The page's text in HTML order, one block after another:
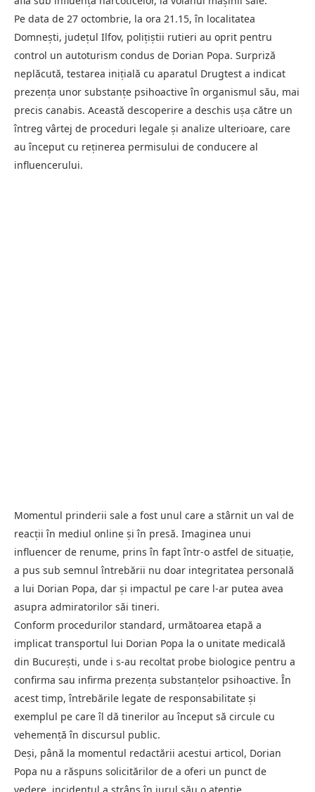
Pe data de 27 octombrie, la ora 21.15, în localitatea
Domnești, județul Ilfov, polițiștii rutieri au oprit pentru
control un autoturism condus de Dorian Popa. Surpriză
neplăcută, testarea inițială cu aparatul Drugtest a indicat
prezența unor substanțe psihoactive în organismul său, mai
precis canabis. Această descoperire a deschis ușa către un
întreg vârtej de proceduri legale și analize ulterioare, care
au început cu reținerea permisului de conducere al
influencerului.
Momentul prinderii sale a fost unul care a stârnit un val de
reacții în mediul online și în presă. Imaginea unui
influencer de renume, prins în fapt într-o astfel de situație,
a pus sub semnul întrebării nu doar integritatea personală
a lui Dorian Popa, dar și impactul pe care l-ar putea avea
asupra admiratorilor săi tineri.
Conform procedurilor standard, următoarea etapă a
implicat transportul lui Dorian Popa la o unitate medicală
din București, unde i s-au recoltat probe biologice pentru a
confirma sau infirma prezența substanțelor psihoactive. În
acest timp, întrebările legate de responsabilitate și
exemplul pe care îl dă tinerilor au început să circule cu
vehemență în discursul public.
Deși, până la momentul redactării acestui articol, Dorian
Popa nu a răspuns solicitărilor de a oferi un punct de